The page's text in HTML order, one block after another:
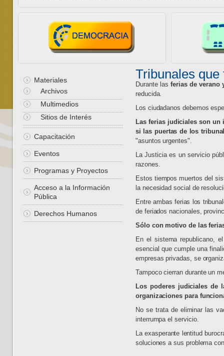
Materiales
Archivos
Multimedios
Sitios de Interés
Capacitación
Eventos
Programas y Proyectos
Acceso a la Información
Pública
Derechos Humanos
Tribunales que
Durante lasferias de verano
reducida.
Los ciudadanos debemos
Las ferias judiciales son un
si las puertas de los
"asuntos urgentes".
La Justiciaes un servicio
razones.
Estos tiempos muertos del
la necesidad social de
Entre ambas ferias los
de feriados nacionales,
Sólo con motivo de las
En el sistema republicano,
esencial que cumple una
empresas privadas, se
Tampoco cierran durante un
Los poderes judiciales de
organizaciones para
No se trata de eliminar las
interrumpa el servicio.
La exasperante lentitud
soluciones a sus problema